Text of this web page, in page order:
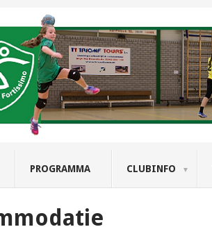
PROGRAMMA CLUBINFO